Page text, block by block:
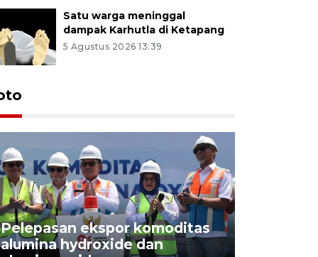
Satu warga meninggal
dampak Karhutla di Ketapang
5 Agustus 2026 13:39
Pelepasan ekspor komoditas
alumina hydroxide dan